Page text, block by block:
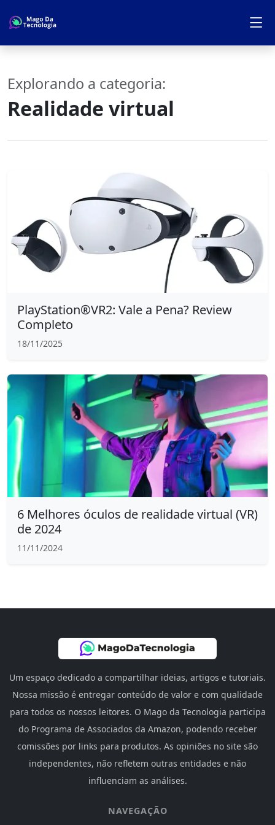
Explorando a categoria:
Realidade virtual
PlayStation®VR2: Vale a Pena? Review
Completo
18/11/2025
6 Melhores óculos de realidade virtual (VR)
de 2024
11/11/2024
Um espaço dedicado a compartilhar ideias, artigos e tutoriais.
Nossa missão é entregar conteúdo de valor e com qualidade
para todos os nossos leitores. O Mago da Tecnologia participa
do Programa de Associados da Amazon, podendo receber
comissões por links para produtos. As opiniões no site são
independentes, não refletem outras entidades e não
influenciam as análises.
NAVEGAÇÃO